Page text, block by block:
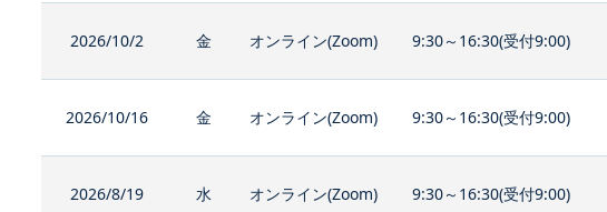
2026/10/2 金 オンライン(Zoom) 9:30～16:30(受付9:00)
2026/10/16 金 オンライン(Zoom) 9:30～16:30(受付9:00)
2026/8/19 水 オンライン(Zoom) 9:30～16:30(受付9:00)